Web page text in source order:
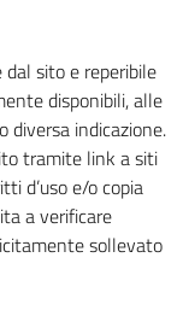
sito e reperibile
disponibili, alle
diversa indicazione.
tramite link a siti
d’uso e/o copia
a verificare
sollevato